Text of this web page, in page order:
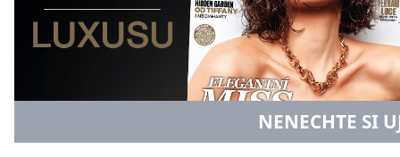
NENECHTE SI